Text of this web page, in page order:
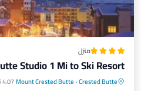
منزل
Studio 1 Mi to Ski Resort
Crested Butte
·
Mount Crested Butte4.07 mi إلى وسط المدينة
حوض استحمام ساخن